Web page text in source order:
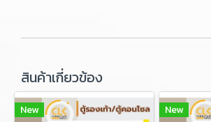
สินค้าเกี่ยวข้อง
New New